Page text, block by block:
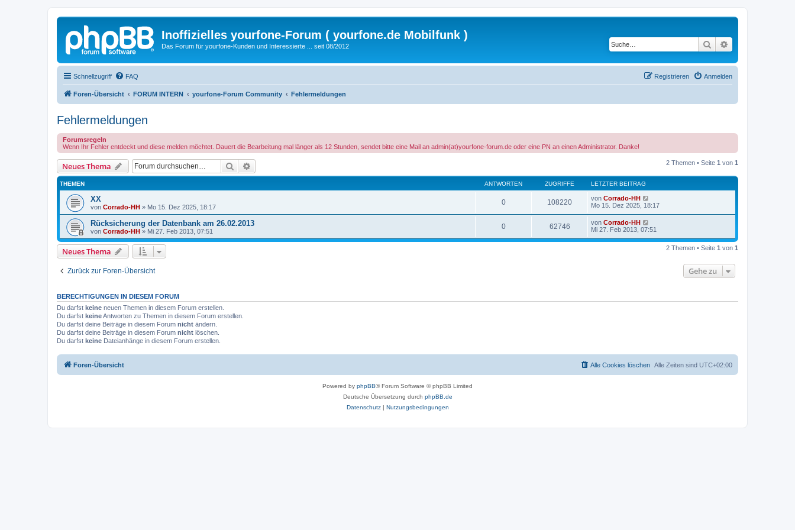
Inoffizielles yourfone-Forum ( yourfone.de Mobilfunk )
Das Forum für yourfone-Kunden und Interessierte ... seit 08/2012 Suche
Schnellzugriff FAQ Anmelden
Registrieren
Foren-Übersicht FORUM INTERN yourfone-Forum Community Fehlermeldungen
Fehlermeldungen
Forumsregeln
Wenn Ihr Fehler entdeckt und diese melden möchtet. Dauert die Bearbeitung mal länger als 12 Stunden, sendet bitte eine Mail an admin(at)yourfone-forum.de oder eine PN an einen Administrator. Danke!
Neues Thema Suche 2 Themen • Seite 1 von 1
THEMEN ANTWORTEN ZUGRIFFE LETZTER BEITRAG
XX
von Corrado-HH » Mo 15. Dez 2025, 18:17
0 108220 von Corrado-HH
Mo 15. Dez 2025, 18:17
Rücksicherung der Datenbank am 26.02.2013
von Corrado-HH » Mi 27. Feb 2013, 07:51
0 62746 von Corrado-HH
Mi 27. Feb 2013, 07:51
Neues Thema 2 Themen • Seite 1 von 1
Zurück zur Foren-Übersicht Gehe zu
BERECHTIGUNGEN IN DIESEM FORUM
Du darfst keine neuen Themen in diesem Forum erstellen.
Du darfst keineAntworten zu Themen in diesem Forum erstellen.
Du darfst deine Beiträge in diesem Forum nicht ändern.
Du darfst deine Beiträge in diesem Forum nicht löschen.
Du darfst keine Dateianhänge in diesem Forum erstellen.
Foren-Übersicht Alle Zeiten sind UTC+02:00
Alle Cookies löschen
Powered by phpBB® Forum Software © phpBB Limited
Deutsche Übersetzung durch phpBB.de
Datenschutz| Nutzungsbedingungen